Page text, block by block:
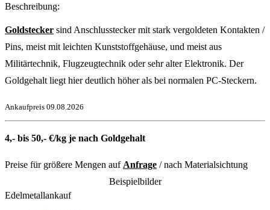
Beschreibung:
Goldstecker sind Anschlusstecker mit stark vergoldeten Kontakten /
Pins, meist mit leichten Kunststoffgehäuse, und meist aus
Militärtechnik, Flugzeugtechnik oder sehr alter Elektronik. Der
Goldgehalt liegt hier deutlich höher als bei normalen PC-Steckern.
Ankaufpreis 09.08.2026
4,- bis 50,- €/kg je nach Goldgehalt
Preise für größere Mengen auf Anfrage / nach Materialsichtung
Beispielbilder
Edelmetallankauf